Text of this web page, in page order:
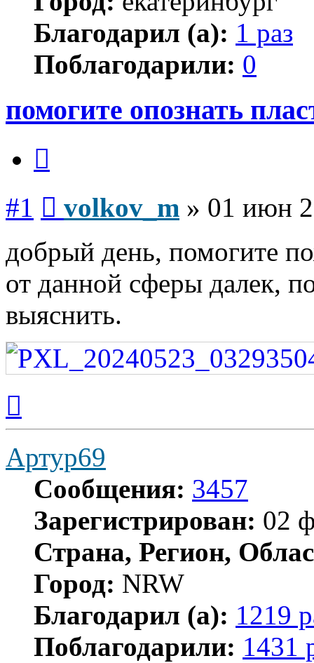
Благодарил (а): 1 раз
Поблагодарили: 0
помогите опознать
#1 volkov_m » 01 июн
добрый день, помогите
от данной сферы далек,
выяснить.
началу
Артур69
Сообщения: 3457
Зарегистрирован: 02
Страна, Регион,
Город: NRW
Благодарил (а): 1219
Поблагодарили: 1431